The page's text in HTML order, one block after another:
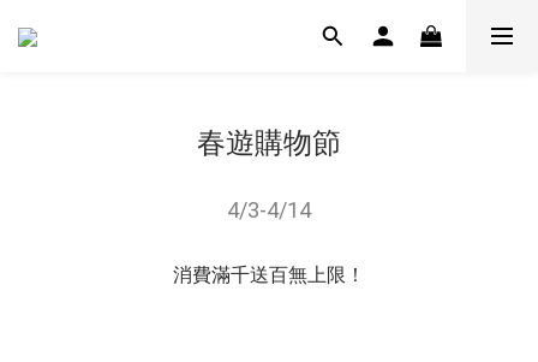
春遊購物節
4/3-4/14
消費滿千送百無上限！